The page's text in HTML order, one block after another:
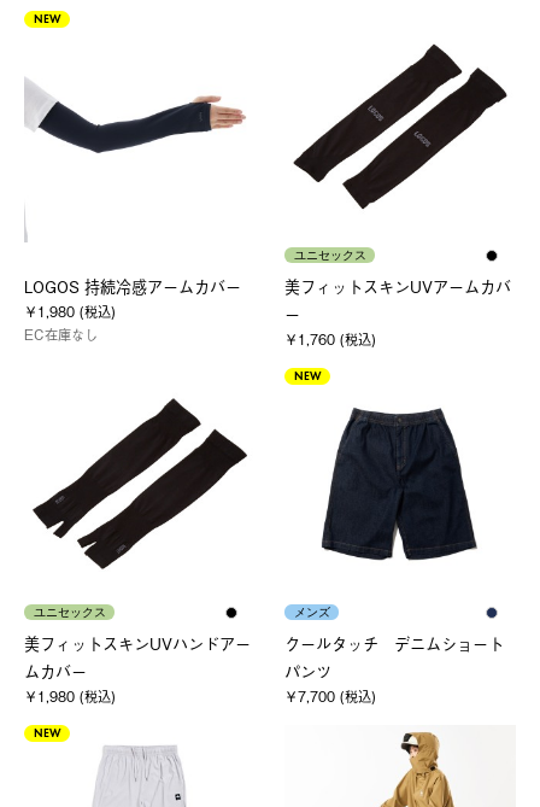
NEW
LOGOS 持続冷感アームカバー
￥1,980 (税込)
EC在庫なし
ユニセックス
美フィットスキンUVアームカバ
ー
￥1,760 (税込)
ユニセックス
美フィットスキンUVハンドアー
ムカバー
￥1,980 (税込)
NEW
メンズ
クールタッチ デニムショート
パンツ
￥7,700 (税込)
NEW